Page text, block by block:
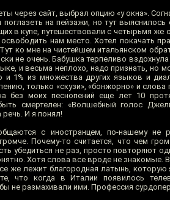
через сайт, выбрал опцию «у окна».
на пейзажи, но тут
в купе, путешествовали с четырьмя же
нам место. Хотел покачать
ко мне на чистейшем итальянском
не очень. Бабушка терпеливо
и весьма неплохо, надо признать, но
и 1% из множества других языков и
только «скузи», «бонжорно» и слова
без моих песнопений еще лет 10
смертелен: «Волшебный голос
И я понял!
с иностранцем, по-нашему не
Почему-то считается, что чем
убедиться не раз, просто повторяют
Хотя слова все вроде не знакомые.
же лежит благородная латынь, которую
что когда в Италии появилось
не размахивали ими. Профессия